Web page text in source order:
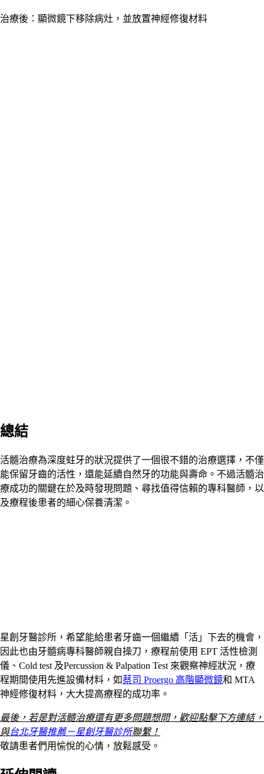
治療後：顯微鏡下移除病灶，並放置神經修復材料
總結
活髓治療為深度蛀牙的狀況提供了一個很不錯的治療選擇，不僅
能保留牙齒的活性，還能延續自然牙的功能與壽命。不過活髓治
療成功的關鍵在於及時發現問題、尋找值得信賴的專科醫師，以
及療程後患者的細心保養清潔。
星創牙醫診所，希望能給患者牙齒一個繼續「活」下去的機會，
因此也由牙髓病專科醫師親自操刀，療程前使用 EPT 活性檢測
儀、Cold test 及Percussion & Palpation Test 來觀察神經狀況，療
程期間使用先進設備材料，如蔡司 Proergo 高階顯微鏡和 MTA
神經修復材料，大大提高療程的成功率。
最後，若是對活髓治療還有更多問題想問，歡迎點擊下方連結，
與台北牙醫推薦－星創牙醫診所聯繫！
敬請患者們用愉悅的心情，放鬆感受。